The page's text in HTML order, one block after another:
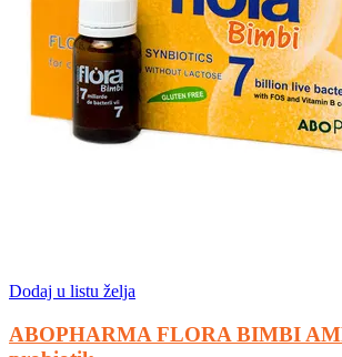
Dodaj u listu želja
ABOPHARMA FLORA BIMBI